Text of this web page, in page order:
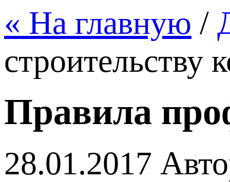
« На главную /
строительству
Правила
28.01.2017